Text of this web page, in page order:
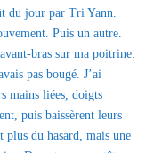
du jour par Tri Yann.
Puis un autre.
bras sur ma poitrine.
pas bougé. J’ai
mains liées, doigts
puis baissèrent leurs
plus du hasard, mais une